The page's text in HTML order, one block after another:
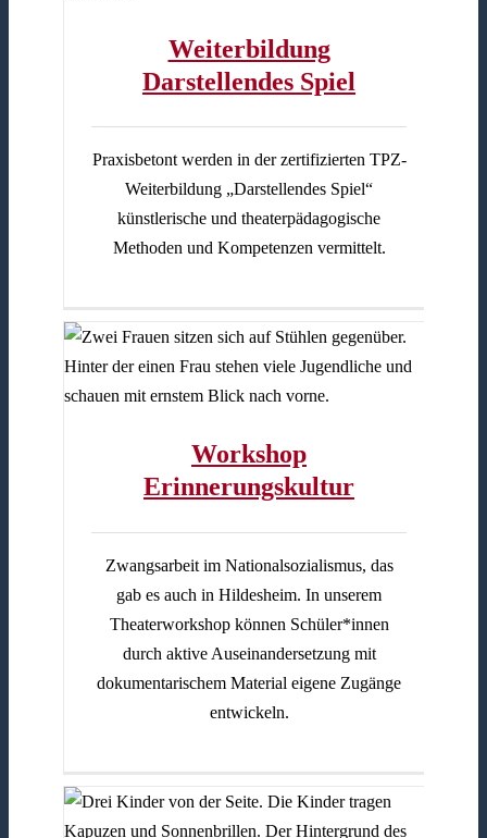
Weiterbildung
Darstellendes Spiel
Praxisbetont werden in der zertifizierten TPZ-
Weiterbildung „Darstellendes Spiel“
künstlerische und theaterpädagogische
Methoden und Kompetenzen vermittelt.
Workshop
Erinnerungskultur
Zwangsarbeit im Nationalsozialismus, das
gab es auch in Hildesheim. In unserem
Theaterworkshop können Schüler*innen
durch aktive Auseinandersetzung mit
dokumentarischem Material eigene Zugänge
entwickeln.